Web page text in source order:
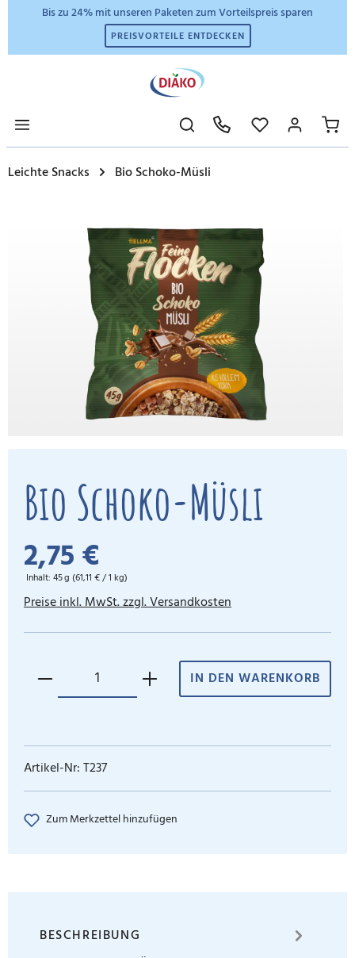
Bis zu 24% mit unseren Paketen zum Vorteilspreis sparen
PREISVORTEILE ENTDECKEN
Leichte Snacks Bio Schoko-Müsli
Bio Schoko-Müsli
2,75 €
Inhalt: 45 g (61,11 € / 1 kg)
Preise inkl. MwSt. zzgl. Versandkosten
IN DEN WARENKORB
Artikel-Nr:T237
Zum Merkzettel hinzufügen
BESCHREIBUNG